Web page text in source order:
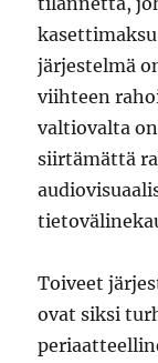
järjestelmä
viihteen
valtiovalta
siirtämättä
Toiveet
ovat siksi